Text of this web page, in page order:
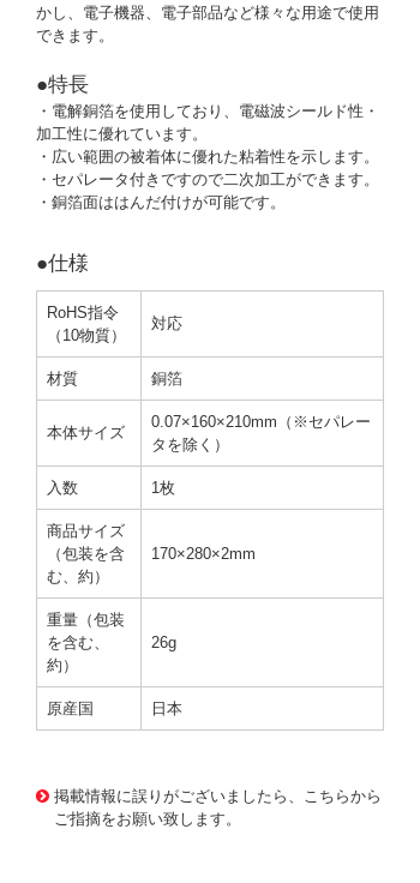
かし、電子機器、電子部品など様々な用途で使用
できます。
●特長
・電解銅箔を使用しており、電磁波シールド性・
加工性に優れています。
・広い範囲の被着体に優れた粘着性を示します。
・セパレータ付きですので二次加工ができます。
・銅箔面ははんだ付けが可能です。
●仕様
RoHS指令
（10物質）
対応
材質 銅箔
本体サイズ
0.07×160×210mm（※セパレー
タを除く）
入数 1枚
商品サイズ
（包装を含
む、約）
170×280×2mm
重量（包装
を含む、
約）
26g
原産国 日本
掲載情報に誤りがございましたら、こちらから
ご指摘をお願い致します。